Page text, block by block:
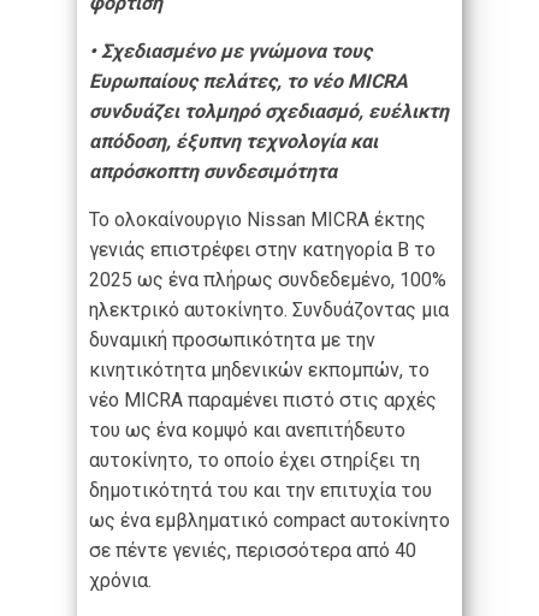
• Σχεδιασμένο με γνώμονα τους
Ευρωπαίους πελάτες, το νέο MICRA
συνδυάζει τολμηρό σχεδιασμό, ευέλικτη
απόδοση, έξυπνη τεχνολογία και
απρόσκοπτη συνδεσιμότητα
Το ολοκαίνουργιο Nissan MICRA έκτης
γενιάς επιστρέφει στην κατηγορία Β το
2025 ως ένα πλήρως συνδεδεμένο, 100%
ηλεκτρικό αυτοκίνητο. Συνδυάζοντας μια
δυναμική προσωπικότητα με την
κινητικότητα μηδενικών εκπομπών, το
νέο MICRA παραμένει πιστό στις αρχές
του ως ένα κομψό και ανεπιτήδευτο
αυτοκίνητο, το οποίο έχει στηρίξει τη
δημοτικότητά του και την επιτυχία του
ως ένα εμβληματικό compact αυτοκίνητο
σε πέντε γενιές, περισσότερα από 40
χρόνια.